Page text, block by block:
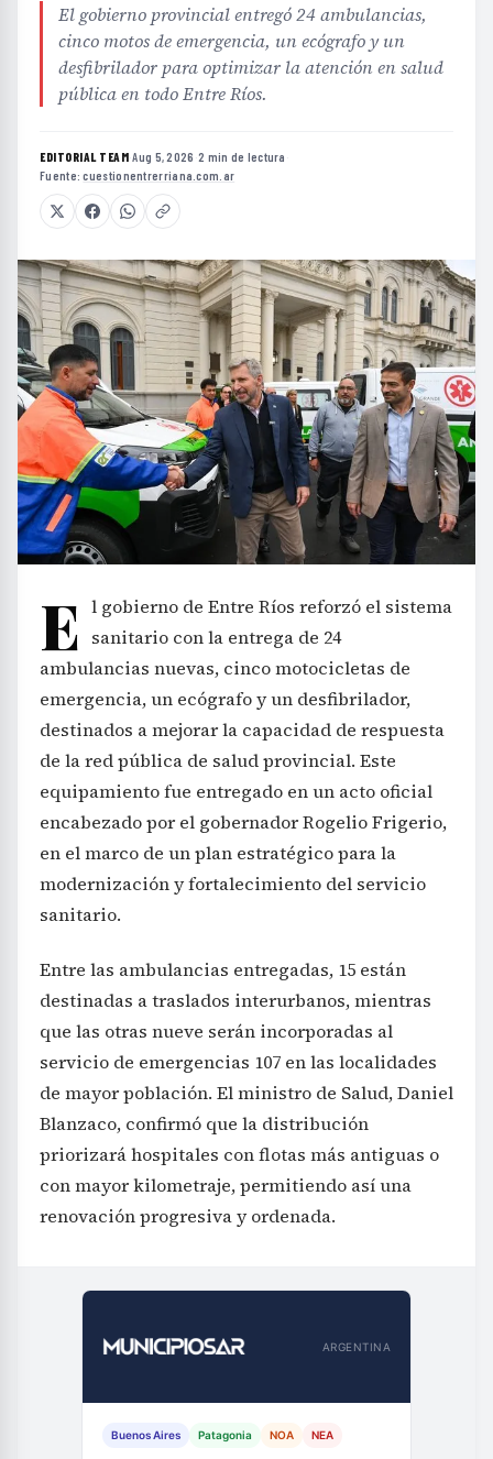
El gobierno provincial entregó 24 ambulancias,
cinco motos de emergencia, un ecógrafo y un
desfibrilador para optimizar la atención en salud
pública en todo Entre Ríos.
EDITORIAL TEAM·Aug 5, 2026 ·2 min de lectura ·
Fuente:cuestionentrerriana.com.ar
E l gobierno de Entre Ríos reforzó el sistema
sanitario con la entrega de 24
ambulancias nuevas, cinco motocicletas de
emergencia, un ecógrafo y un desfibrilador,
destinados a mejorar la capacidad de respuesta
de la red pública de salud provincial. Este
equipamiento fue entregado en un acto oficial
encabezado por el gobernador Rogelio Frigerio,
en el marco de un plan estratégico para la
modernización y fortalecimiento del servicio
sanitario.
Entre las ambulancias entregadas, 15 están
destinadas a traslados interurbanos, mientras
que las otras nueve serán incorporadas al
servicio de emergencias 107 en las localidades
de mayor población. El ministro de Salud, Daniel
Blanzaco, confirmó que la distribución
priorizará hospitales con flotas más antiguas o
con mayor kilometraje, permitiendo así una
renovación progresiva y ordenada.
ARGENTINA
Buenos Aires Patagonia NOA NEA